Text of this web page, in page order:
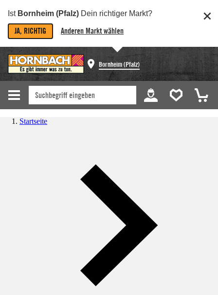
Ist Bornheim (Pfalz) Dein richtiger Markt?
JA, RICHTIG Anderen Markt wählen
Bornheim (Pfalz)
Startseite